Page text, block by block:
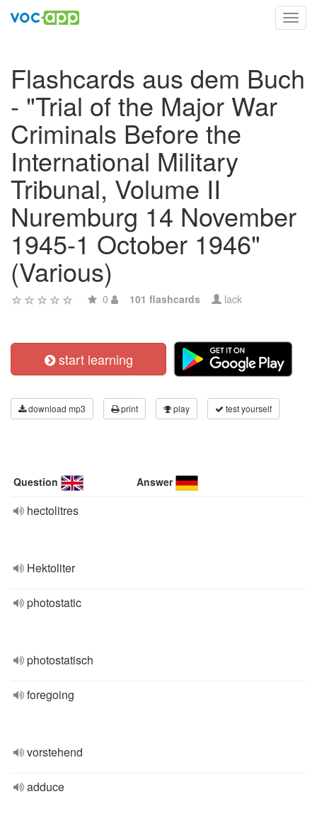
Flashcards aus dem Buch
- "Trial of the Major War
Criminals Before the
International Military
Tribunal, Volume II
Nuremburg 14 November
1945-1 October 1946"
(Various)
0 101 flashcards lack
start learning
download mp3 print play test yourself
Question Answer
hectolitres
Hektoliter
photostatic
photostatisch
foregoing
vorstehend
adduce